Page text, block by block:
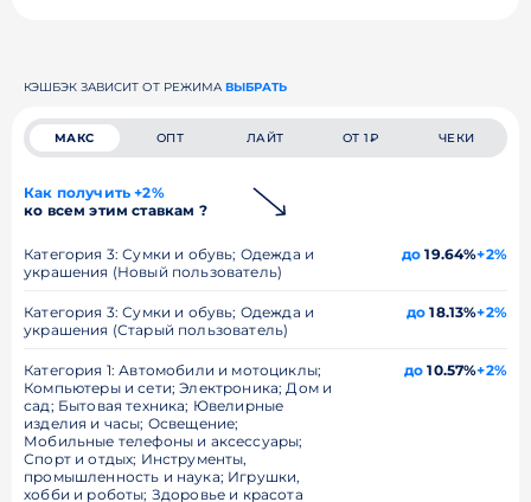
КЭШБЭК ЗАВИСИТ ОТ РЕЖИМА ВЫБРАТЬ
МАКС ОПТ ЛАЙТ ОТ 1₽ ЧЕКИ
Как получить +2%
ко всем этим ставкам ?
Категория 3: Сумки и обувь; Одежда и
украшения (Новый пользователь)
до 19.64%+2%
Категория 3: Сумки и обувь; Одежда и
украшения (Старый пользователь)
до 18.13%+2%
Категория 1: Автомобили и мотоциклы;
Компьютеры и сети; Электроника; Дом и
сад; Бытовая техника; Ювелирные
изделия и часы; Освещение;
Мобильные телефоны и аксессуары;
Спорт и отдых; Инструменты,
промышленность и наука; Игрушки,
хобби и роботы; Здоровье и красота
до 10.57%+2%